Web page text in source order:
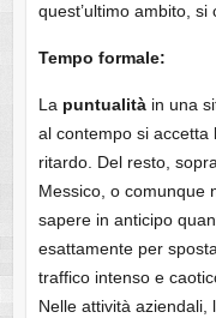
quest’ultimo ambito,
Tempo formale:
La puntualità in una
al contempo si accetta
ritardo. Del resto,
Messico, o comunque
sapere in anticipo
esattamente per
traffico intenso e
Nelle attività aziendali,